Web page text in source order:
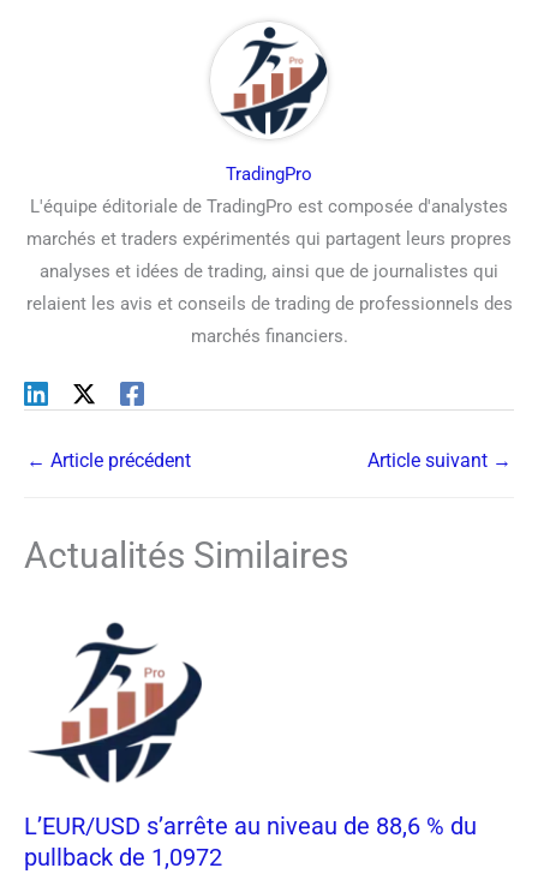
TradingPro
L'équipe éditoriale de TradingPro est composée d'analystes
marchés et traders expérimentés qui partagent leurs propres
analyses et idées de trading, ainsi que de journalistes qui
relaient les avis et conseils de trading de professionnels des
marchés financiers.
← Article précédent Article suivant →
Actualités Similaires
L’EUR/USD s’arrête au niveau de 88,6 % du
pullback de 1,0972